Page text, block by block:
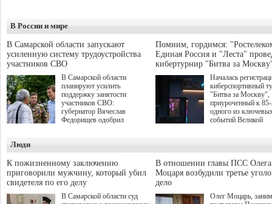
В России и мире
В Самарской области запускают
усиленную систему трудоустройства
участников СВО
В Самарской области
планируют усилить
поддержку занятости
участников СВО:
губернатор Вячеслав
Федорищев одобрил
Живайкина, направленные
на трудоустройство и более
спокойную адаптацию к
мирной жизни.
Помним, гордимся:
Единая Россия и "Леста"
кибертурнир "Битва за
Началась
киберспортивный
"Битва за Москву",
приуроченный к
одного из
событий Великой
игре "Мир танков"
выступили
партия "Единая
игровая студия
Люди
К пожизненному заключению
приговорили мужчину, который убил
свидетеля по его делу
В Самарской области суд
В отношении главы ПСС Олега
Моцаря возбудили третье
дело
Олег Моцарь,